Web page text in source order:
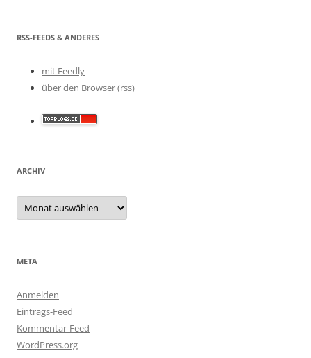
RSS-FEEDS & ANDERES
mit Feedly
über den Browser (rss)
ARCHIV
Archiv
META
Anmelden
Eintrags-Feed
Kommentar-Feed
WordPress.org